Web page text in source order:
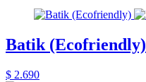
Batik (Ecofriendly)
$ 2.690